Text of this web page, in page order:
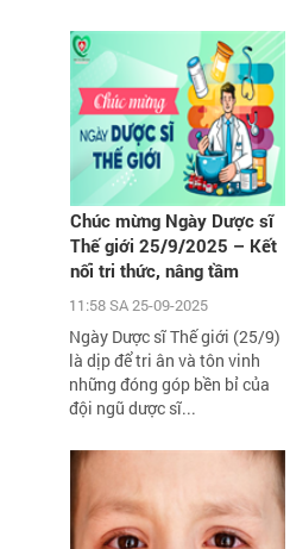
Chúc mừng Ngày Dược sĩ
Thế giới 25/9/2025 – Kết
nối tri thức, nâng tầm
chăm sóc sức khỏe cộng
11:58 SA 25-09-2025
Ngày Dược sĩ Thế giới (25/9)
là dịp để tri ân và tôn vinh
những đóng góp bền bỉ của
đội ngũ dược sĩ...